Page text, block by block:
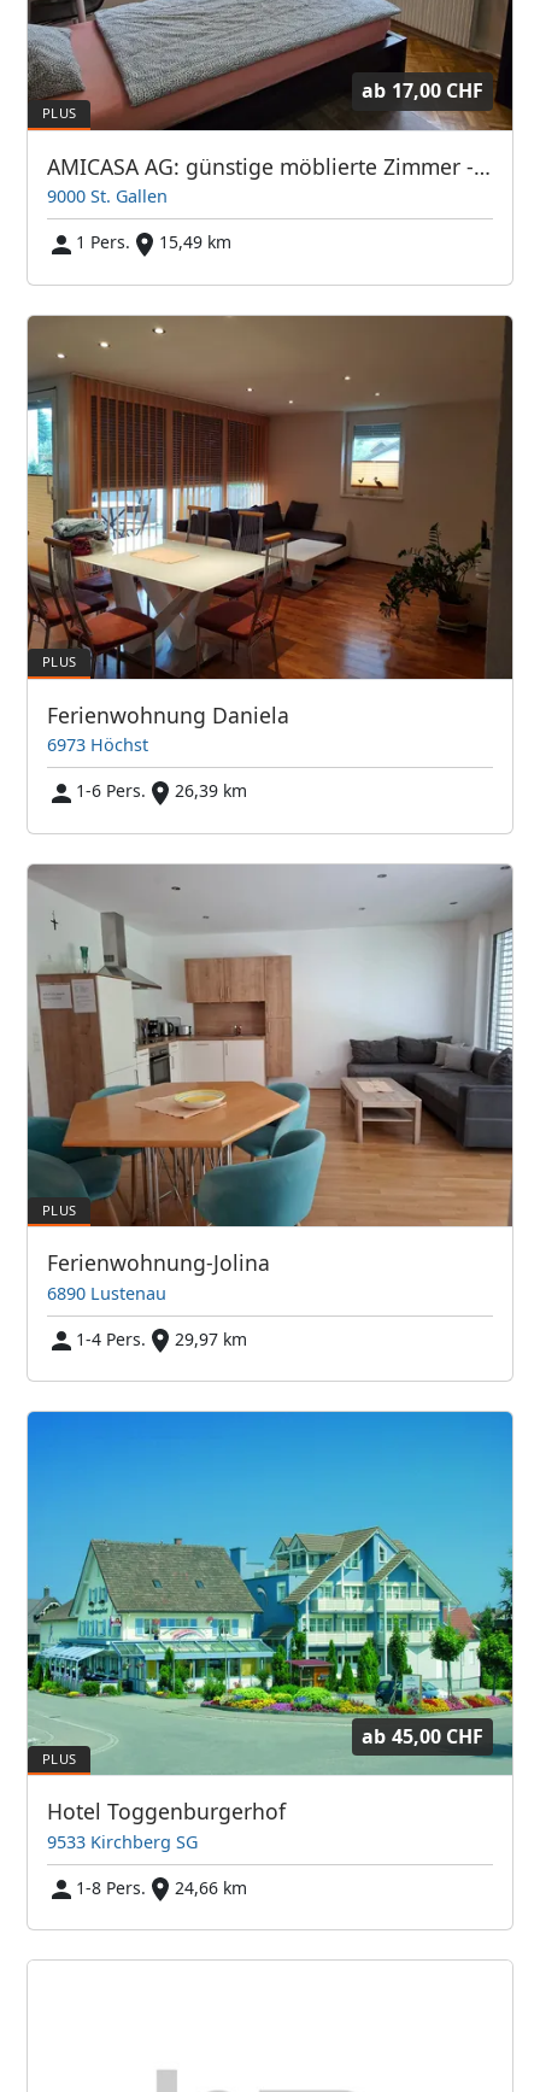
ab 17,00 CHF
AMICASA AG: günstige möblierte Zimmer - sauber, hell und freundlich
9000 St. Gallen
1 Pers.
15,49 km
Ferienwohnung Daniela
6973 Höchst
1-6 Pers.
26,39 km
Ferienwohnung-Jolina
6890 Lustenau
1-4 Pers.
29,97 km
ab 45,00 CHF
Hotel Toggenburgerhof
9533 Kirchberg SG
1-8 Pers.
24,66 km